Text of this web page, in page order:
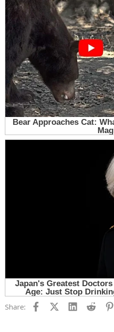
Share: FacebookX (Twitter)
LinkedInReddit